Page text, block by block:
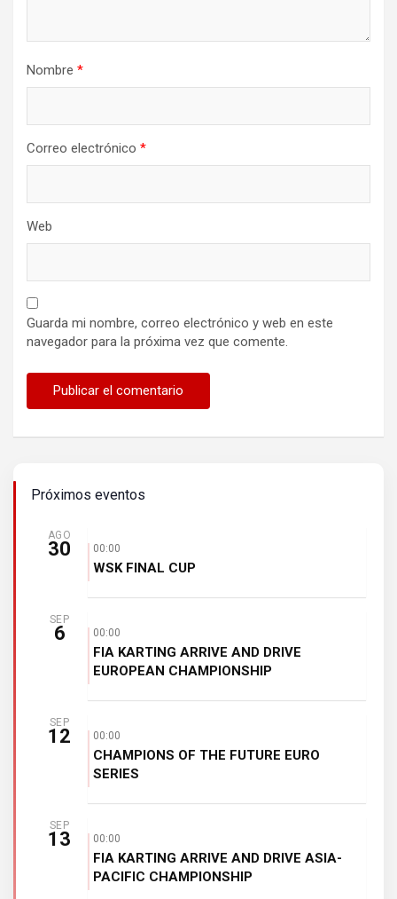
Nombre *
Correo electrónico *
Web
Guarda mi nombre, correo electrónico y web en este
navegador para la próxima vez que comente.
Próximos eventos
AGO
30 00:00
WSK FINAL CUP
SEP
6 00:00
FIA KARTING ARRIVE AND DRIVE
EUROPEAN CHAMPIONSHIP
SEP
12 00:00
CHAMPIONS OF THE FUTURE EURO
SERIES
SEP
13 00:00
FIA KARTING ARRIVE AND DRIVE ASIA-
PACIFIC CHAMPIONSHIP